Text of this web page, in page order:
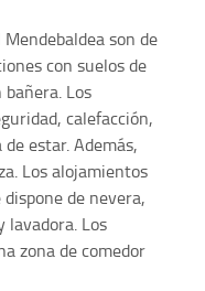
son de
con suelos de
Los
calefacción,
estar. Además,
Los alojamientos
de nevera,
lavadora. Los
zona de comedor